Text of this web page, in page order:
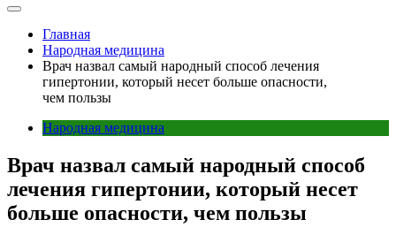
Главная
Народная медицина
Врач назвал самый народный способ лечения
гипертонии, который несет больше опасности,
чем пользы
Народная медицина
Врач назвал самый народный способ
лечения гипертонии, который несет
больше опасности, чем пользы